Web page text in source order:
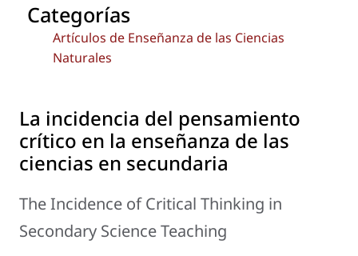
Categorías
Artículos de Enseñanza de las Ciencias
Naturales
La incidencia del pensamiento
crítico en la enseñanza de las
ciencias en secundaria
The Incidence of Critical Thinking in
Secondary Science Teaching